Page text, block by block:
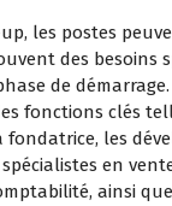
les postes
des besoins
de
fonctions clés
les
en
ainsi